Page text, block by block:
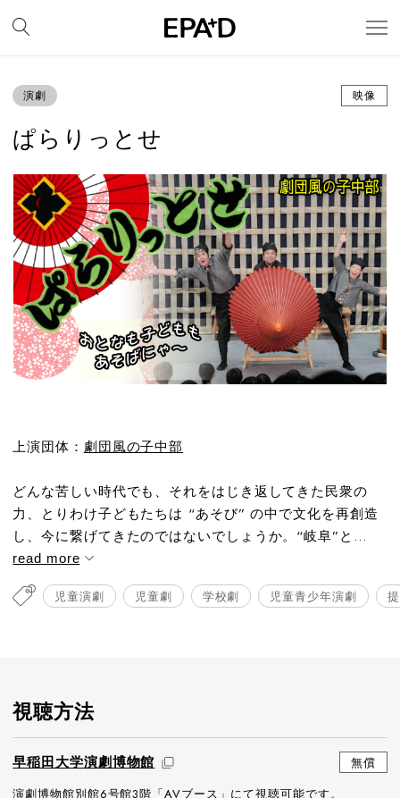
演劇 映像
ぱらりっとせ
上演団体： 劇団風の子中部
どんな苦しい時代でも、それをはじき返してきた民衆の
力、とりわけ子どもたちは “あそび” の中で文化を再創造
し、今に繋げてきたのではないでしょうか。“岐阜”と...
read more
児童演劇 児童劇 学校劇 児童青少年演劇
視聴方法
早稲田大学演劇博物館
無償
演劇博物館別館6号館3階「AVブース」にて視聴可能です。